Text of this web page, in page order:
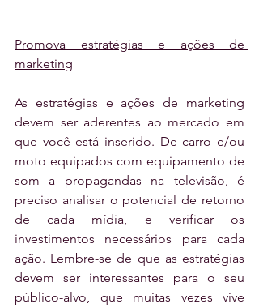
Promova estratégias e ações de
marketing
As estratégias e ações de marketing
devem ser aderentes ao mercado em
que você está inserido. De carro e/ou
moto equipados com equipamento de
som a propagandas na televisão, é
preciso analisar o potencial de retorno
de cada mídia, e verificar os
investimentos necessários para cada
ação. Lembre-se de que as estratégias
devem ser interessantes para o seu
público-alvo, que muitas vezes vive